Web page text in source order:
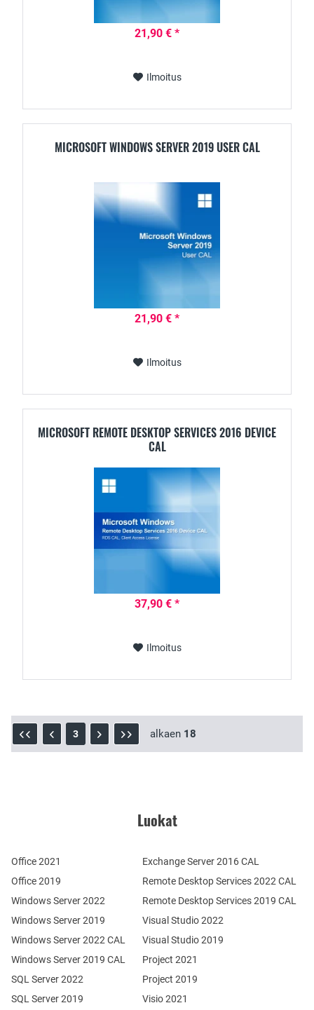
21,90 € *
Ilmoitus
MICROSOFT WINDOWS SERVER 2019 USER CAL
21,90 € *
Ilmoitus
MICROSOFT REMOTE DESKTOP SERVICES 2016 DEVICE
CAL
37,90 € *
Ilmoitus
3 alkaen 18
Luokat
Office 2021
Office 2019
Windows Server 2022
Windows Server 2019
SQL Server 2022
SQL Server 2019
Windows Server 2022 CAL
Windows Server 2019 CAL
Remote Desktop Services 2022 CAL
Remote Desktop Services 2019 CAL
Exchange Server 2016 CAL
Visual Studio 2022
Visual Studio 2019
Project 2021
Project 2019
Visio 2021